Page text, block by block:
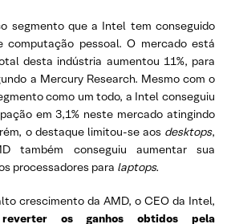
segmento que a Intel tem conseguido
pessoal. O mercado está
desta indústria aumentou 11%, para
a Mercury Research. Mesmo com o
como um todo, a Intel conseguiu
em 3,1% neste mercado atingindo
o destaque limitou-se aos desktops,
também conseguiu aumentar sua
processadores para laptops.
crescimento da AMD, o CEO da Intel,
reverter os ganhos obtidos pela